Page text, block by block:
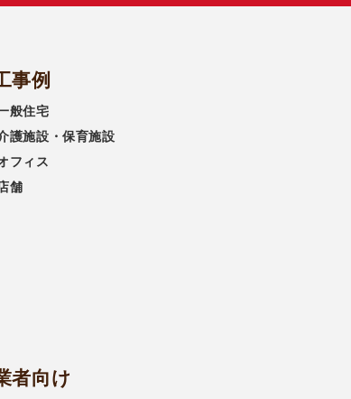
事例
般住宅
護施設・保育施設
フィス
舗
者向け